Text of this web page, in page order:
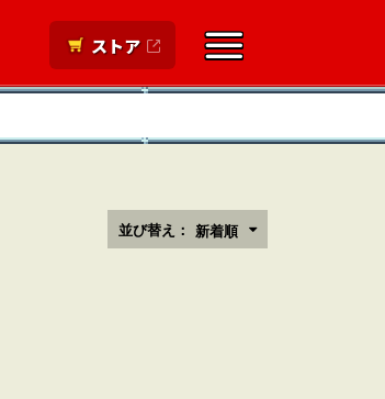
ストア
並び替え： 新着順